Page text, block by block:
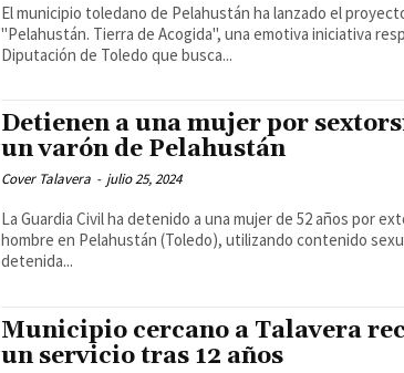
El municipio toledano de Pelahustán ha lanzado el
"Pelahustán. Tierra de Acogida", una emotiva iniciativa
Diputación de Toledo que busca...
Detienen a una mujer por
un varón de Pelahustán
Cover Talavera - julio 25, 2024
La Guardia Civil ha detenido a una mujer de 52 años por
hombre en Pelahustán (Toledo), utilizando contenido
detenida...
Municipio cercano a Talavera
un servicio tras 12 años